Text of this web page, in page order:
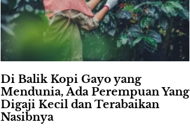
Di Balik Kopi Gayo yang
Mendunia, Ada Perempuan Yang
Digaji Kecil dan Terabaikan
Nasibnya